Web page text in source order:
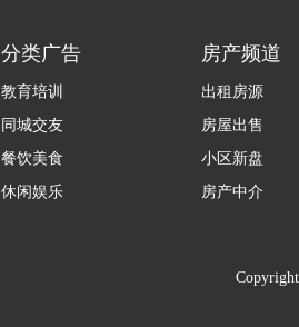
分类广告
教育培训
同城交友
餐饮美食
休闲娱乐
房产频道
出租房源
房屋出售
小区新盘
房产中介